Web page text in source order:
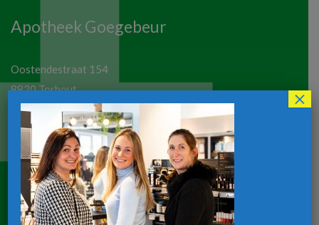
Apotheek Goegebeur
Oostendestraat 154
8820 Torhout
Telefoon:
050 21 19 77
Email:
apotheekgoegebeur@hotmail.com
Maandag tot vrijdag:
8u30-12u30 / 13u30-18u30
Zaterdag:8u30-12u00
×